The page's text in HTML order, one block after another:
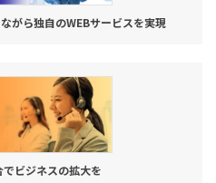
がら独自のWEBサービスを実現
ビジネスの拡大を